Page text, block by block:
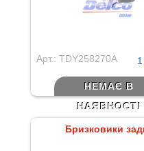
Арт.: TDY258270A
НЕМАЄ В
НАЯВНОСТІ
Бризковики